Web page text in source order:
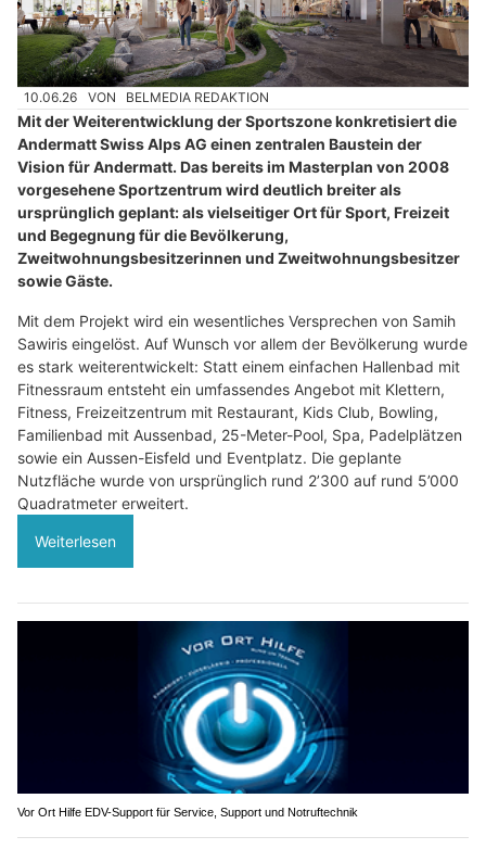
10.06.26 VON BELMEDIA REDAKTION
Mit der Weiterentwicklung der Sportszone konkretisiert die
Andermatt Swiss Alps AG einen zentralen Baustein der
Vision für Andermatt. Das bereits im Masterplan von 2008
vorgesehene Sportzentrum wird deutlich breiter als
ursprünglich geplant: als vielseitiger Ort für Sport, Freizeit
und Begegnung für die Bevölkerung,
Zweitwohnungsbesitzerinnen und Zweitwohnungsbesitzer
sowie Gäste.
Mit dem Projekt wird ein wesentliches Versprechen von Samih
Sawiris eingelöst. Auf Wunsch vor allem der Bevölkerung wurde
es stark weiterentwickelt: Statt einem einfachen Hallenbad mit
Fitnessraum entsteht ein umfassendes Angebot mit Klettern,
Fitness, Freizeitzentrum mit Restaurant, Kids Club, Bowling,
Familienbad mit Aussenbad, 25-Meter-Pool, Spa, Padelplätzen
sowie ein Aussen-Eisfeld und Eventplatz. Die geplante
Nutzfläche wurde von ursprünglich rund 2’300 auf rund 5’000
Quadratmeter erweitert.
Weiterlesen
Vor Ort Hilfe EDV-Support für Service, Support und Notruftechnik